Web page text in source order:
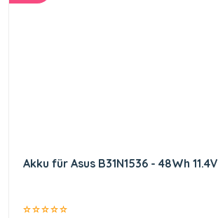
Akku für Asus B31N1536 - 48Wh 11.4V